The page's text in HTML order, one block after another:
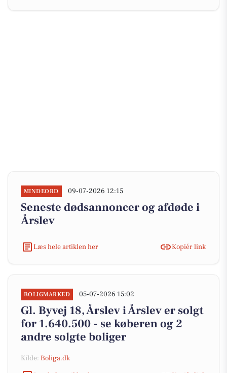
MINDEORD 09-07-2026 12:15
Seneste dødsannoncer og afdøde i
Årslev
Læs hele artiklen her Kopiér link
BOLIGMARKED 05-07-2026 15:02
Gl. Byvej 18, Årslev i Årslev er solgt
for 1.640.500 - se køberen og 2
andre solgte boliger
Kilde: Boliga.dk